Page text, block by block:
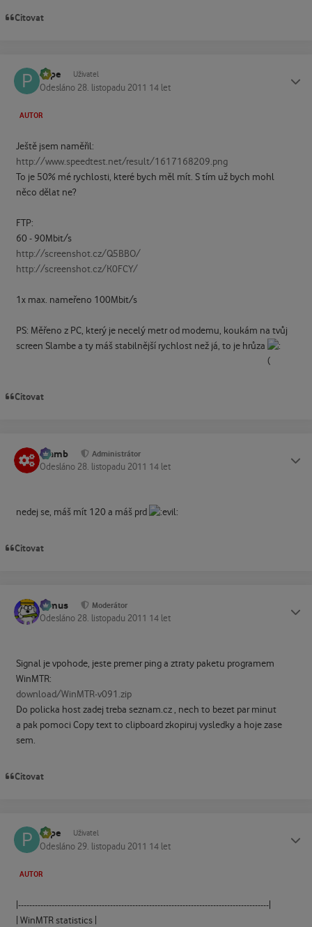
Citovat
Pepe Uživatel
Odesláno 28. listopadu 2011 14 let
AUTOR
Ještě jsem naměřil:
http://www.speedtest.net/result/1617168209.png
To je 50% mé rychlosti, které bych měl mít. S tím už bych mohl
něco dělat ne?
FTP:
60 - 90Mbit/s
http://screenshot.cz/Q5BBO/
http://screenshot.cz/K0FCY/
1x max. nameřeno 100Mbit/s
PS: Měřeno z PC, který je necelý metr od modemu, koukám na tvůj
screen Slambe a ty máš stabilnější rychlost než já, to je hrůza
Citovat
Slamb Administrátor
Odesláno 28. listopadu 2011 14 let
nedej se, máš mít 120 a máš prd
Citovat
tomus Moderátor
Odesláno 28. listopadu 2011 14 let
Signal je vpohode, jeste premer ping a ztraty paketu programem
WinMTR:
download/WinMTR-v091.zip
Do policka host zadej treba seznam.cz , nech to bezet par minut
a pak pomoci Copy text to clipboard zkopiruj vysledky a hoje zase
sem.
Citovat
Pepe Uživatel
Odesláno 29. listopadu 2011 14 let
AUTOR
|------------------------------------------------------------------------------------------|
| WinMTR statistics |